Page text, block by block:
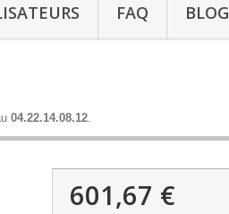
FAQ BLOG
04.22.14.08.12.
601,67 €